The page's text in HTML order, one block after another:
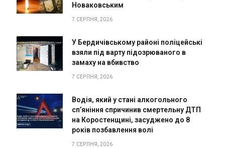
Новаковським
7 СЕРПНЯ, 2026
У Бердичівському районі поліцейські
взяли під варту підозрюваного в
замаху на вбивство
7 СЕРПНЯ, 2026
Водія, який у стані алкогольного
сп’яніння спричинив смертельну ДТП
на Коростенщині, засуджено до 8
років позбавлення волі
7 СЕРПНЯ, 2026